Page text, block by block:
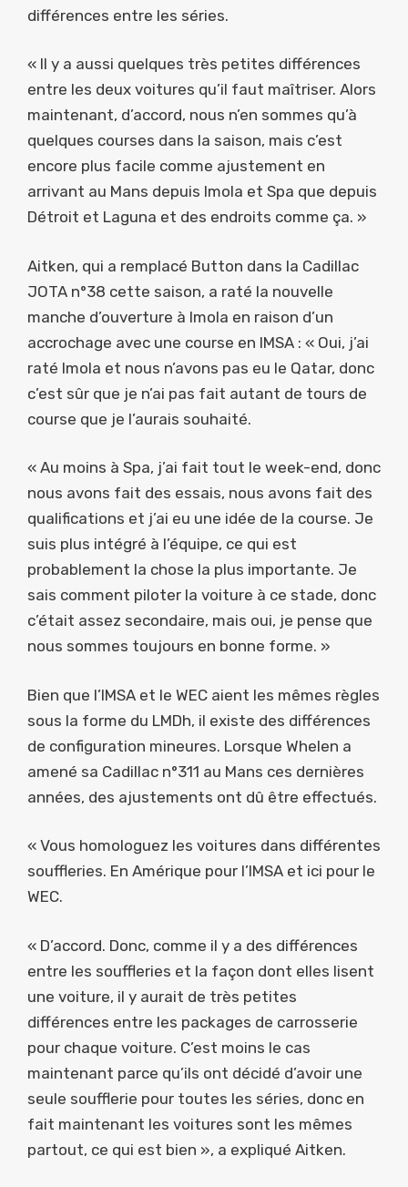
différences entre les séries.
« Il y a aussi quelques très petites différences
entre les deux voitures qu’il faut maîtriser. Alors
maintenant, d’accord, nous n’en sommes qu’à
quelques courses dans la saison, mais c’est
encore plus facile comme ajustement en
arrivant au Mans depuis Imola et Spa que depuis
Détroit et Laguna et des endroits comme ça. »
Aitken, qui a remplacé Button dans la Cadillac
JOTA n°38 cette saison, a raté la nouvelle
manche d’ouverture à Imola en raison d’un
accrochage avec une course en IMSA : « Oui, j’ai
raté Imola et nous n’avons pas eu le Qatar, donc
c’est sûr que je n’ai pas fait autant de tours de
course que je l’aurais souhaité.
« Au moins à Spa, j’ai fait tout le week-end, donc
nous avons fait des essais, nous avons fait des
qualifications et j’ai eu une idée de la course. Je
suis plus intégré à l’équipe, ce qui est
probablement la chose la plus importante. Je
sais comment piloter la voiture à ce stade, donc
c’était assez secondaire, mais oui, je pense que
nous sommes toujours en bonne forme. »
Bien que l’IMSA et le WEC aient les mêmes règles
sous la forme du LMDh, il existe des différences
de configuration mineures. Lorsque Whelen a
amené sa Cadillac n°311 au Mans ces dernières
années, des ajustements ont dû être effectués.
« Vous homologuez les voitures dans différentes
souffleries. En Amérique pour l’IMSA et ici pour le
WEC.
« D’accord. Donc, comme il y a des différences
entre les souffleries et la façon dont elles lisent
une voiture, il y aurait de très petites
différences entre les packages de carrosserie
pour chaque voiture. C’est moins le cas
maintenant parce qu’ils ont décidé d’avoir une
seule soufflerie pour toutes les séries, donc en
fait maintenant les voitures sont les mêmes
partout, ce qui est bien », a expliqué Aitken.